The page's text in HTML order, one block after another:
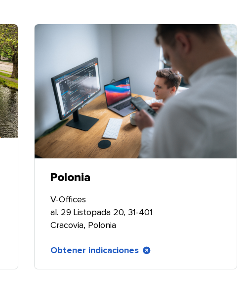
Polonia​​
V-Offices
al. 29 Listopada 20, 31-401
Cracovia, Polonia​​
Obtener indicaciones​​